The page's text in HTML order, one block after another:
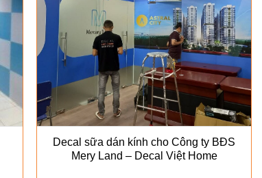
Decal sữa dán kính cho Công ty BĐS
Mery Land – Decal Việt Home